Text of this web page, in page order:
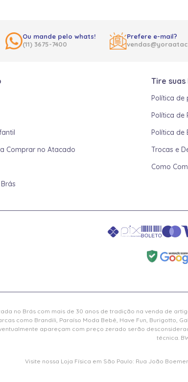
Ou mande pelo whats!
(11) 3675-7400
Prefere e-mail?
Comprar no Atacado
Tire suas
Política de
Política de
Política de
Trocas e
Como
no Brás com mais de 30 anos de tradição na venda de
como Brandili, Paraíso Moda Bebê, Have Fun,
apareçam com preço zerado serão
técnica.
Visite nossa Loja Física em São Paulo: Rua João